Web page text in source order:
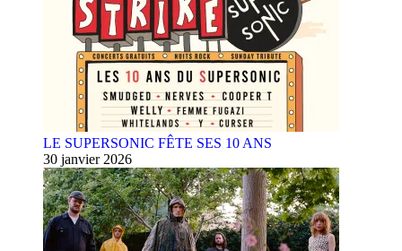
LE SUPERSONIC FÊTE SES 10 ANS
30 janvier 2026